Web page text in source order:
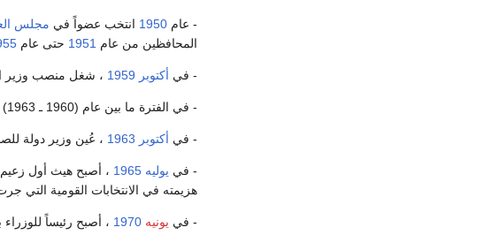
- عام 1950 انتخب عضواً في مجلس
المحافظين من عام 1951 حتى عام
- في أكتوبر 1959 ، شغل منصب وزير
- في الفترة ما بين عام (1960 ـ 1963) كان هيث المسؤول عن مكتب الشؤون الخارجية البريطانية.
- في أكتوبر 1963 ، عُين وزير دولة
- في يوليه 1965 ، أصبح هيث أول زعيم
هزيمته في الانتخابات القومية التي
- في يونيه 1970 ، أصبح رئيساً